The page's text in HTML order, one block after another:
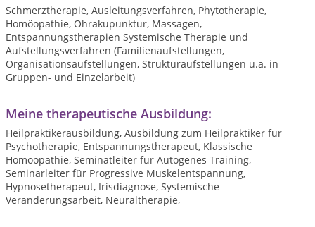
Schmerztherapie, Ausleitungsverfahren, Phytotherapie,
Homöopathie, Ohrakupunktur, Massagen,
Entspannungstherapien Systemische Therapie und
Aufstellungsverfahren (Familienaufstellungen,
Organisationsaufstellungen, Strukturaufstellungen u.a. in
Gruppen- und Einzelarbeit)
Meine therapeutische Ausbildung:
Heilpraktikerausbildung, Ausbildung zum Heilpraktiker für
Psychotherapie, Entspannungstherapeut, Klassische
Homöopathie, Seminatleiter für Autogenes Training,
Seminarleiter für Progressive Muskelentspannung,
Hypnosetherapeut, Irisdiagnose, Systemische
Veränderungsarbeit, Neuraltherapie,